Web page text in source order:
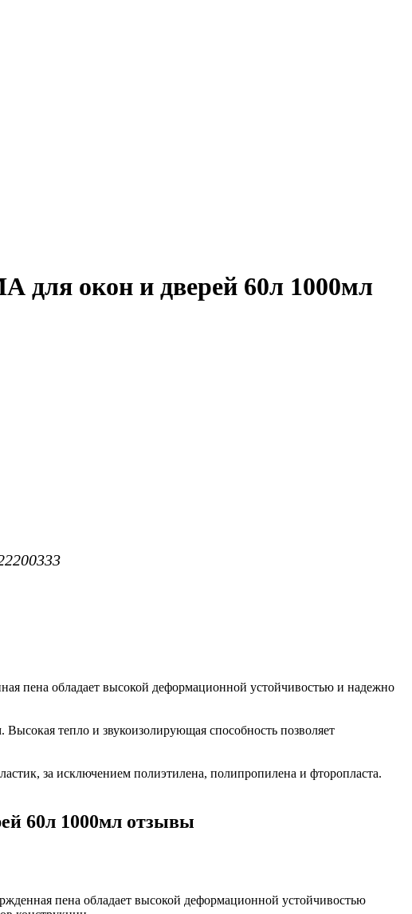
окон и дверей 60л 1000мл
пена обладает высокой деформационной устойчивостью и надежно
тепло и звукоизолирующая способность позволяет
за исключением полиэтилена, полипропилена и фторопласта.
60л 1000мл отзывы
пена обладает высокой деформационной устойчивостью